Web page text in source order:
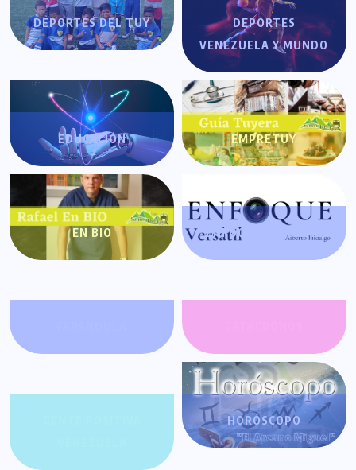
DEPORTES DEL TUY
DEPORTES
VENEZUELA Y MUNDO
EDUCACIÓN EMPRETUY
EN BIO ENFOQUE VERSÁTIL
HORÓSCOPO